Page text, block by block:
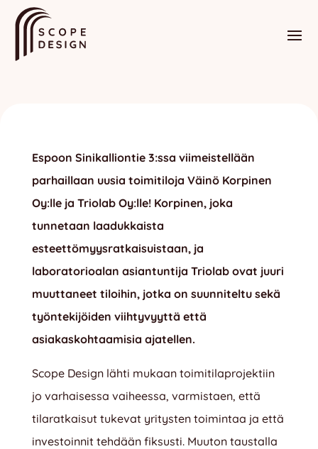
Espoon Sinikalliontie 3:ssa viimeistellään
parhaillaan uusia toimitiloja Väinö Korpinen
Oy:lle ja Triolab Oy:lle! Korpinen, joka
tunnetaan laadukkaista
esteettömyysratkaisuistaan, ja
laboratorioalan asiantuntija Triolab ovat juuri
muuttaneet tiloihin, jotka on suunniteltu sekä
työntekijöiden viihtyvyyttä että
asiakaskohtaamisia ajatellen.
Scope Design lähti mukaan toimitilaprojektiin
jo varhaisessa vaiheessa, varmistaen, että
tilaratkaisut tukevat yritysten toimintaa ja että
investoinnit tehdään fiksusti. Muuton taustalla